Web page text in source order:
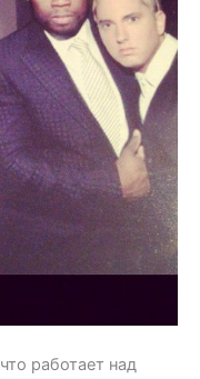
работает над